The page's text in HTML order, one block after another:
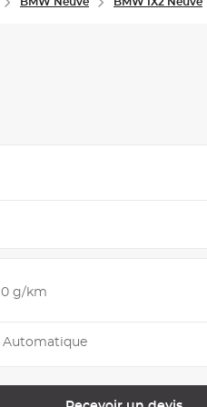
0 g/km
Automatique